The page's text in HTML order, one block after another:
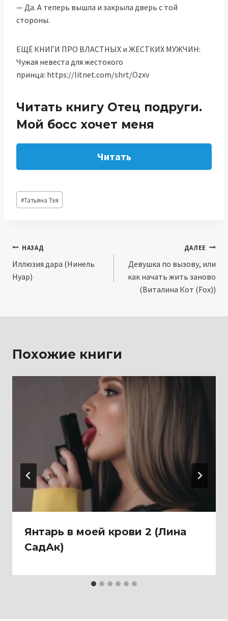
— Да. А теперь вышла и закрыла дверь с той
стороны.
ЕЩЁ КНИГИ ПРО ВЛАСТНЫХ и ЖЕСТКИХ МУЖЧИН:
Чужая невеста для жестокого
принца: https://litnet.com/shrt/Ozxv
Читать книгу Отец подруги.
Мой босс хочет меня
Читать
Метки
записи:
#Татьяна Тэя
Навигация
по
НАЗАД
Иллюзия дара (Нинель
Нуар)
ДАЛЕЕ
Девушка по вызову, или
как начать жить заново
(Виталина Кот (Fox))
Похожие книги
Янтарь в моей крови 2 (Лина
СадАк)